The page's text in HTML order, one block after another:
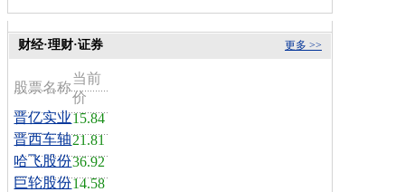
更多 >>
财经·理财·证券
股票名称
当前
价
晋亿实业15.84
晋西车轴21.81
哈飞股份36.92
巨轮股份14.58